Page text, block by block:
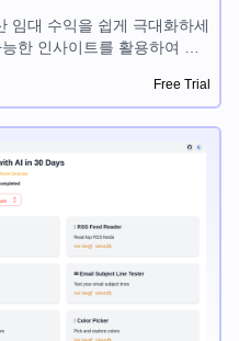
임대 수익을 쉽게 극대화하세
한 인사이트를 활용하여 알
으세요. AI 기반 부동산 인사
에서 더 큰 성공을 거두세요.
Free Trial